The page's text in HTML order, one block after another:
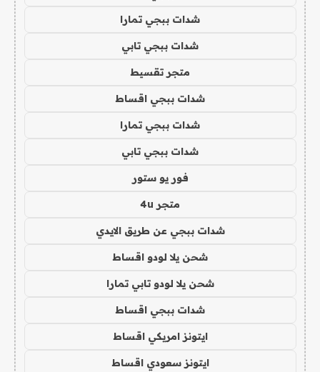
شدات ببجي تمارا
شدات ببجي تابي
متجر تقسيط
شدات ببجي اقساط
شدات ببجي تمارا
شدات ببجي تابي
فور يو ستور
متجر 4u
شدات ببجي عن طريق الايدي
شحن يلا لودو اقساط
شحن يلا لودو تابي تمارا
شدات ببجي اقساط
ايتونز امريكي اقساط
ايتونز سعودي اقساط